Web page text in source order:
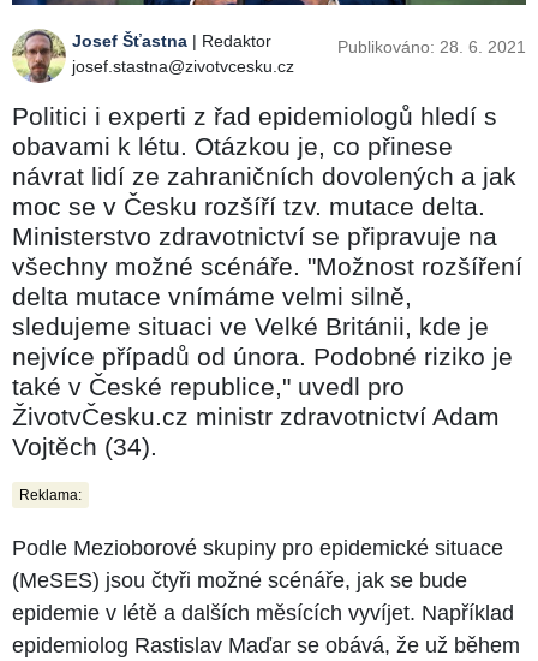
Josef Šťastna | Redaktor
josef.stastna@zivotvcesku.cz
Publikováno: 28. 6. 2021
Politici i experti z řad epidemiologů hledí s
obavami k létu. Otázkou je, co přinese
návrat lidí ze zahraničních dovolených a jak
moc se v Česku rozšíří tzv. mutace delta.
Ministerstvo zdravotnictví se připravuje na
všechny možné scénáře. "Možnost rozšíření
delta mutace vnímáme velmi silně,
sledujeme situaci ve Velké Británii, kde je
nejvíce případů od února. Podobné riziko je
také v České republice," uvedl pro
ŽivotvČesku.cz ministr zdravotnictví Adam
Vojtěch (34).
Reklama:
Podle Mezioborové skupiny pro epidemické situace
(MeSES) jsou čtyři možné scénáře, jak se bude
epidemie v létě a dalších měsících vyvíjet. Například
epidemiolog Rastislav Maďar se obává, že už během